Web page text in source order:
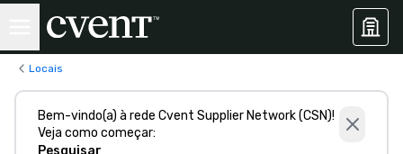
Locais
Bem-vindo(a) à rede Cvent Supplier Network (CSN)!
Veja como começar:
Pesquisar